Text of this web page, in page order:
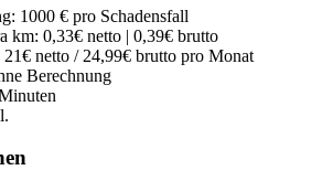
1000 € pro Schadensfall
km: 0,33€ netto | 0,39€ brutto
21€ netto / 24,99€ brutto pro Monat
Berechnung